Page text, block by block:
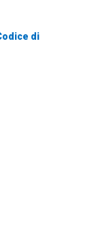
di